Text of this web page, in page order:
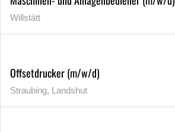
Willstätt
Offsetdrucker (m/w/d)
Straubing, Landshut